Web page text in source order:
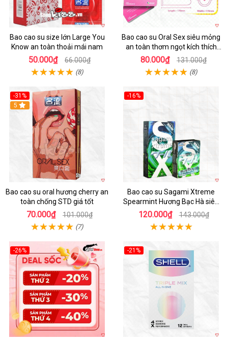
Bao cao su size lớn Large You
Know an toàn thoải mái nam
50.000₫ 66.000₫
(8)
Bao cao su Oral Sex siêu mỏng
an toàn thơm ngọt kích thích
mua ngay
80.000₫ 131.000₫
(8)
-31%
Hot
5
Bao cao su oral hương cherry an
toàn chống STD giá tốt
70.000₫ 101.000₫
(7)
-16%
Bao cao su Sagami Xtreme
Spearmint Hương Bạc Hà siêu
mỏng, kéo dài thời gian - Hộp 10
cái
120.000₫ 143.000₫
-26%
Hot
-21%